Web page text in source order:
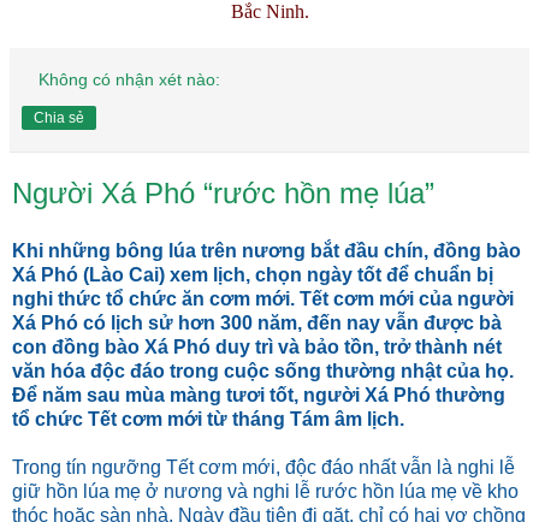
Bắc Ninh.
Không có nhận xét nào:
Chia sẻ
Người Xá Phó “rước hồn mẹ lúa”
Khi những bông lúa trên nương bắt đầu chín, đồng bào
Xá Phó (Lào Cai) xem lịch, chọn ngày tốt để chuẩn bị
nghi thức tổ chức ăn cơm mới. Tết cơm mới của người
Xá Phó có lịch sử hơn 300 năm, đến nay vẫn được bà
con đồng bào Xá Phó duy trì và bảo tồn, trở thành nét
văn hóa độc đáo trong cuộc sống thường nhật của họ.
Để năm sau mùa màng tươi tốt, người Xá Phó thường
tổ chức Tết cơm mới từ tháng Tám âm lịch.
Trong tín ngưỡng Tết cơm mới, độc đáo nhất vẫn là nghi lễ
giữ hồn lúa mẹ ở nương và nghi lễ rước hồn lúa mẹ về kho
thóc hoặc sàn nhà. Ngày đầu tiên đi gặt, chỉ có hai vợ chồng